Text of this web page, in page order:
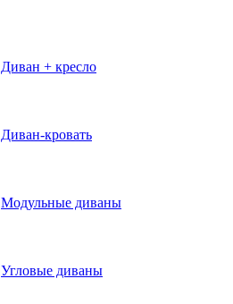
Диван + кресло
Диван-кровать
Модульные диваны
Угловые диваны